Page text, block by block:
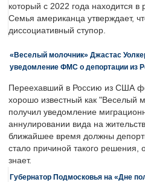
который с 2022 года находится в
Семья американца утверждает,
диссоциативный ступор.
«Веселый молочник» Джастас
уведомление ФМС о депортации из
Переехавший в Россию из США
хорошо известный как "Веселый
получил уведомление
аннулировании вида на
ближайшее время должны
стало причиной такого решения,
знает.
Губернатор Подмосковья на «Дне